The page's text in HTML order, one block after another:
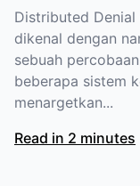
Distributed
dikenal dengan
sebuah
beberapa sistem
menargetkan...
Read in 2 minutes